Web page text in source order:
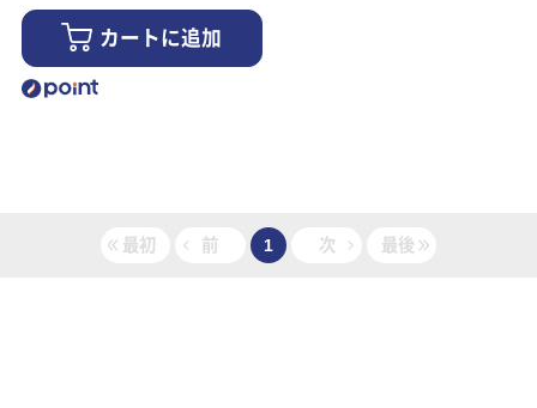
カートに追加
最初 前 1 次 最後